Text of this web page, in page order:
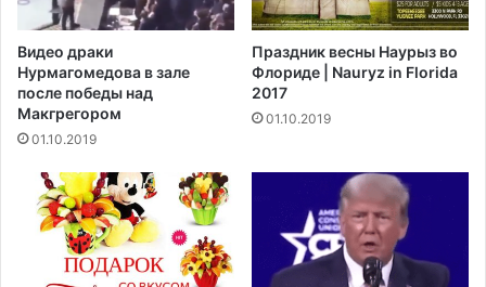
и
п
л
а
н
о
т
р
е
л
Видео драки
Нурмагомедова в зале
после победы над
Макгрегором‍
01.10.2019
Праздник весны Наурыз во
Флориде | Nauryz in Florida
2017
01.10.2019